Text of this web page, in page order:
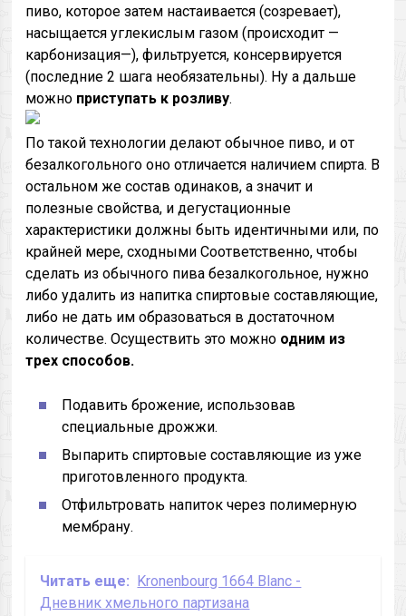
пиво, которое затем настаивается (созревает),
насыщается углекислым газом (происходит —
карбонизация—), фильтруется, консервируется
(последние 2 шага необязательны). Ну а дальше
можно приступать к розливу.
По такой технологии делают обычное пиво, и от
безалкогольного оно отличается наличием спирта. В
остальном же состав одинаков, а значит и
полезные свойства, и дегустационные
характеристики должны быть идентичными или, по
крайней мере, сходными Соответственно, чтобы
сделать из обычного пива безалкогольное, нужно
либо удалить из напитка спиртовые составляющие,
либо не дать им образоваться в достаточном
количестве. Осуществить это можно одним из
трех способов.
Подавить брожение, использовав
специальные дрожжи.
Выпарить спиртовые составляющие из уже
приготовленного продукта.
Отфильтровать напиток через полимерную
мембрану.
Читать еще:
Kronenbourg 1664 Blanc -
Дневник хмельного партизана